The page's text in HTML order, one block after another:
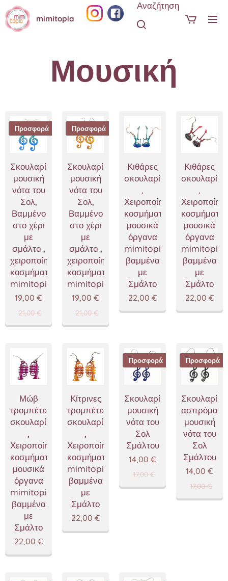
mimitopia
Αναζήτηση
Μουσική
Σκουλαρίκια
μουσική
νότα του
Σολ,
Βαμμένο
στο χέρι
με
σμάλτο ,
χειροποίητα
κοσμήματα
mimitopia
Προσφορά
19,00 €
21,00€
Σκουλαρίκια
μουσική
νότα του
Σολ,
Βαμμένο
στο χέρι
με
σμάλτο ,
χειροποίητα
κοσμήματα
mimitopia
Προσφορά
19,00 €
21,00€
Κιθάρες
σκουλαρίκια
,
Χειροποίητα
κοσμήματα
μουσικά
όργανα
mimitopia
βαμμένα
με
Σμάλτο
22,00 €
Κιθάρες
,
Χειροποίητα
κοσμήματα
μουσικά
όργανα
mimitopia
βαμμένα
με
Σμάλτο
22,00 €
Μώβ
τρομπέτες
σκουλαρίκια
,
Χειροποίητα
κοσμήματα
μουσικά
όργανα
mimitopia
βαμμένα
με
Σμάλτο
22,00 €
Κίτρινες
τρομπέτες
σκουλαρίκια
,
Χειροποίητα
κοσμήματα
mimitopia
βαμμένα
με
Σμάλτο
22,00 €
Σκουλαρίκια
μουσική
νότα του
Σολ
Σμάλτου
Προσφορά
14,00 €
17,00€
μουσική
νότα του
Σολ
Σμάλτου
Προσφορά
14,00 €
17,00€